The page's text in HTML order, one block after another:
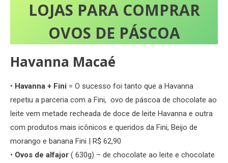
LOJAS PARA COMPRAR
OVOS DE PÁSCOA
Havanna Macaé
• Havanna + Fini = O sucesso foi tanto que a Havanna
repetiu a parceria com a Fini, ovo de páscoa de chocolate ao
leite vem metade recheada de doce de leite Havanna e outra
com produtos mais icônicos e queridos da Fini, Beijo de
morango e banana Fini | R$ 62,90
• Ovos de alfajor ( 630g) – de chocolate ao leite e chocolate